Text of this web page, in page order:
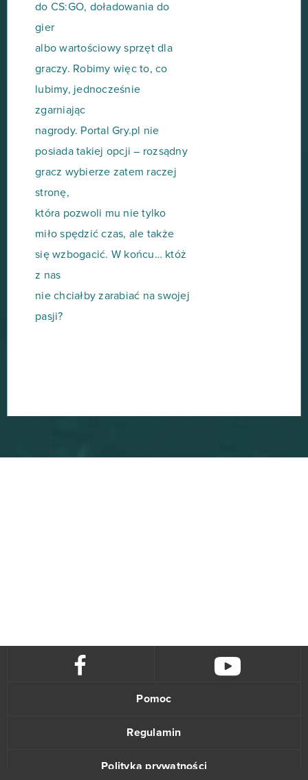
do CS:GO, doładowania do
gier
albo wartościowy sprzęt dla
graczy. Robimy więc to, co
lubimy, jednocześnie
zgarniając
nagrody. Portal Gry.pl nie
posiada takiej opcji – rozsądny
gracz wybierze zatem raczej
stronę,
która pozwoli mu nie tylko
miło spędzić czas, ale także
się wzbogacić. W końcu… któż
z nas
nie chciałby zarabiać na swojej
pasji?
Pomoc
Regulamin
Polityka prywatności